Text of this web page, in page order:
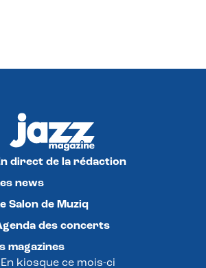
direct de la rédaction
news
Salon de Muziq
des concerts
magazines
En kiosque ce mois-ci